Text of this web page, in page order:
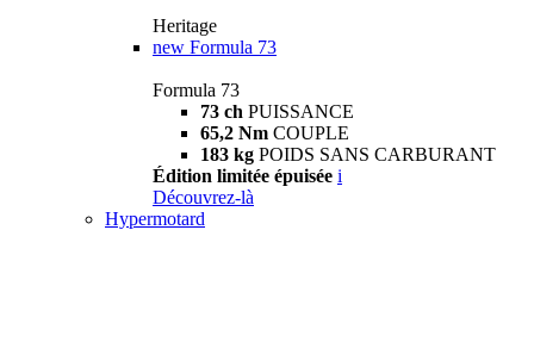
Heritage
new Formula 73
Formula 73
73 ch PUISSANCE
65,2 Nm COUPLE
183 kg POIDS SANS CARBURANT
Édition limitée épuisée i
Découvrez-là
Hypermotard